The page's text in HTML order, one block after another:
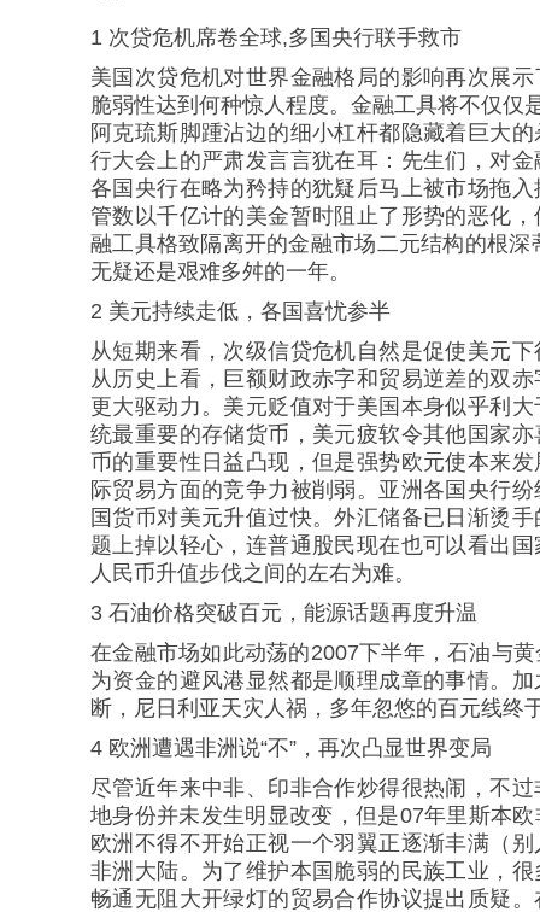
1 次贷危机席卷全球,多国央行联手救市
美国次贷危机对世界金融格局的影响再次展
脆弱性达到何种惊人程度。金融工具将不仅仅
阿克琉斯脚踵沾边的细小杠杆都隐藏着巨大
行大会上的严肃发言言犹在耳：先生们，对
各国央行在略为矜持的犹疑后马上被市场拖
管数以千亿计的美金暂时阻止了形势的恶化
融工具格致隔离开的金融市场二元结构的根
无疑还是艰难多舛的一年。
2 美元持续走低，各国喜忧参半
从短期来看，次级信贷危机自然是促使美元
从历史上看，巨额财政赤字和贸易逆差的双
更大驱动力。美元贬值对于美国本身似乎利
统最重要的存储货币，美元疲软令其他国家
币的重要性日益凸现，但是强势欧元使本来
际贸易方面的竞争力被削弱。亚洲各国央行
国货币对美元升值过快。外汇储备已日渐烫
题上掉以轻心，连普通股民现在也可以看出
人民币升值步伐之间的左右为难。
3 石油价格突破百元，能源话题再度升温
在金融市场如此动荡的2007下半年，石油与
为资金的避风港显然都是顺理成章的事情。
断，尼日利亚天灾人祸，多年忽悠的百元线终
4 欧洲遭遇非洲说“不”，再次凸显世界变局
尽管近年来中非、印非合作炒得很热闹，不
地身份并未发生明显改变，但是07年里斯本
欧洲不得不开始正视一个羽翼正逐渐丰满（
非洲大陆。为了维护本国脆弱的民族工业，
畅通无阻大开绿灯的贸易合作协议提出质疑